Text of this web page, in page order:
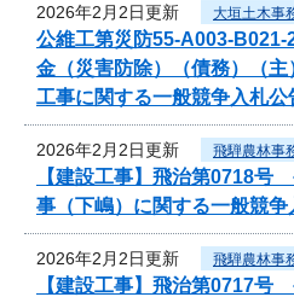
2026年2月2日更新 大垣土木事
公維工第災防55-A003-B021-
金（災害防除）（債務）（
工事に関する一般競争入札公
2026年2月2日更新 飛騨農林事
【建設工事】飛治第0718
事（下嶋）に関する一般競争
2026年2月2日更新 飛騨農林事
【建設工事】飛治第0717